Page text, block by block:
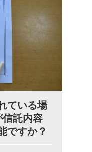
ている場
託内容
ですか？